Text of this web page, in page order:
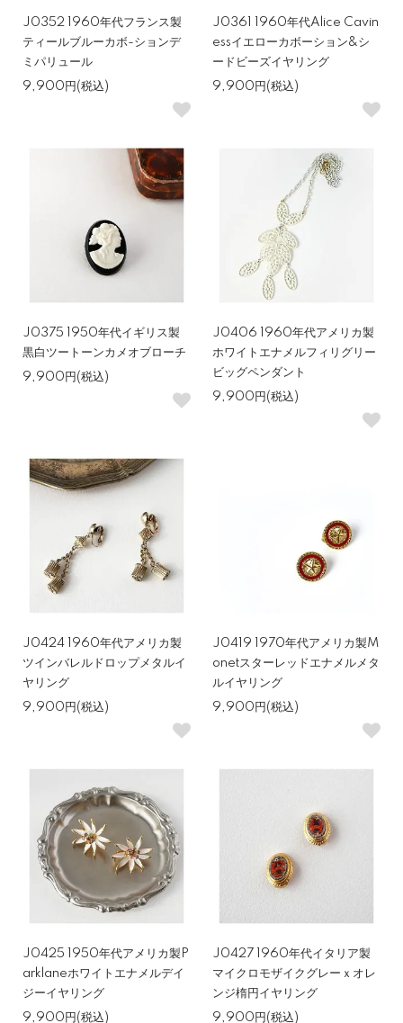
J0352 1960年代フランス製
ティールブルーカボ-ションデ
ミパリュール
9,900円(税込)
J0361 1960年代Alice Cavin
essイエローカボーション&シ
ードビーズイヤリング
9,900円(税込)
J0375 1950年代イギリス製
黒白ツートーンカメオブローチ
9,900円(税込)
J0406 1960年代アメリカ製
ホワイトエナメルフィリグリー
ビッグペンダント
9,900円(税込)
J0424 1960年代アメリカ製
ツインバレルドロップメタルイ
ヤリング
9,900円(税込)
J0419 1970年代アメリカ製M
onetスターレッドエナメルメタ
ルイヤリング
9,900円(税込)
J0425 1950年代アメリカ製P
arklaneホワイトエナメルデイ
ジーイヤリング
9,900円(税込)
J0427 1960年代イタリア製
マイクロモザイクグレーｘオレ
ンジ楕円イヤリング
9,900円(税込)